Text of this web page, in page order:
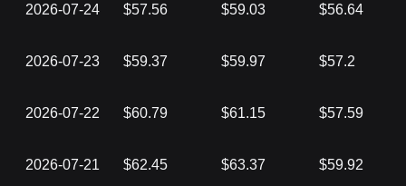
2026-07-24 $57.56 $59.03 $56.64
2026-07-23 $59.37 $59.97 $57.2
2026-07-22 $60.79 $61.15 $57.59
2026-07-21 $62.45 $63.37 $59.92